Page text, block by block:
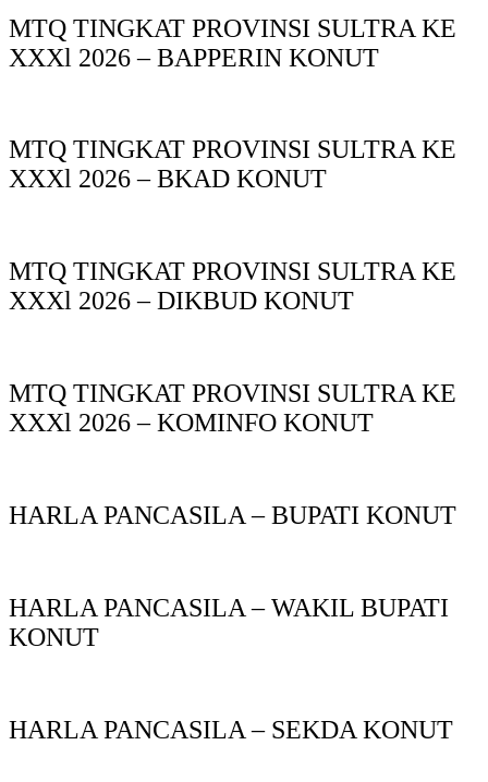
MTQ TINGKAT PROVINSI SULTRA KE
XXXl 2026 – BAPPERIN KONUT
MTQ TINGKAT PROVINSI SULTRA KE
XXXl 2026 – BKAD KONUT
MTQ TINGKAT PROVINSI SULTRA KE
XXXl 2026 – DIKBUD KONUT
MTQ TINGKAT PROVINSI SULTRA KE
XXXl 2026 – KOMINFO KONUT
HARLA PANCASILA – BUPATI KONUT
HARLA PANCASILA – WAKIL BUPATI
KONUT
HARLA PANCASILA – SEKDA KONUT